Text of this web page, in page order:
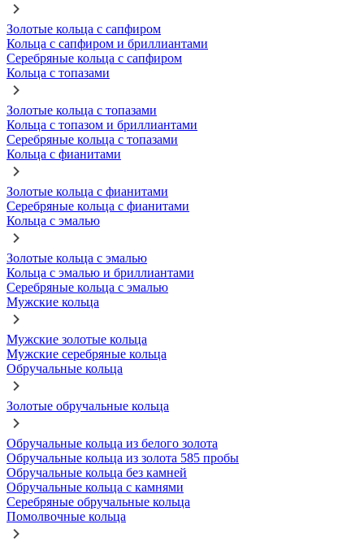
Золотые кольца с сапфиром
Кольца с сапфиром и бриллиантами
Серебряные кольца с сапфиром
Кольца с топазами
Золотые кольца с топазами
Кольца с топазом и бриллиантами
Серебряные кольца с топазами
Кольца с фианитами
Золотые кольца с фианитами
Серебряные кольца с фианитами
Кольца с эмалью
Золотые кольца с эмалью
Кольца с эмалью и бриллиантами
Серебряные кольца с эмалью
Мужские кольца
Мужские золотые кольца
Мужские серебряные кольца
Обручальные кольца
Золотые обручальные кольца
Обручальные кольца из белого золота
Обручальные кольца из золота 585 пробы
Обручальные кольца без камней
Обручальные кольца с камнями
Серебряные обручальные кольца
Помолвочные кольца